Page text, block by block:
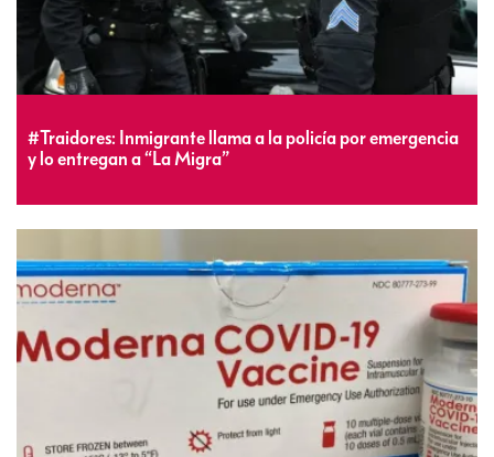
#Traidores: Inmigrante llama a la policía por emergencia
y lo entregan a “La Migra”